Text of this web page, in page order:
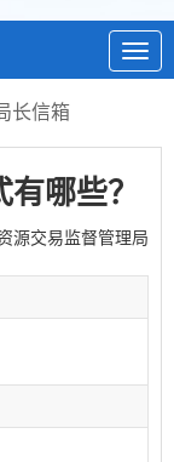
长信箱
哪些？
源交易监督管理局